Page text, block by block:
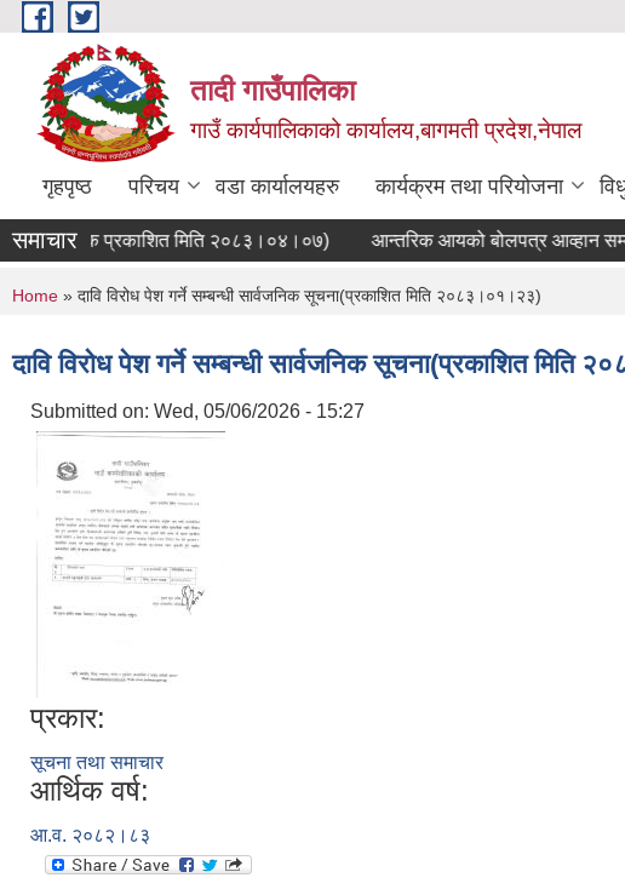
Skip to main content
तादी गाउँपालिका
गाउँ कार्यपालिकाको कार्यालय,बागमती प्रदेश,नेपाल
गृहपृष्ठ परिचय वडा कार्यालयहरु कार्यक्रम तथा परियोजना
समाचारपटक प्रकाशित मिति २०८३।०४।०७) आन्तरिक आयको बोलपत्र आव्हान
You are here
Home » दावि विरोध पेश गर्ने सम्बन्धी सार्वजनिक सूचना(प्रकाशित मिति २०८३।०१।२३)
दावि विरोध पेश गर्ने सम्बन्धी सार्वजनिक सूचना(प्रकाशित मिति
Submitted on: Wed, 05/06/2026 - 15:27
प्रकार:
सूचना तथा समाचार
आर्थिक वर्ष:
आ.व. २०८२।८३